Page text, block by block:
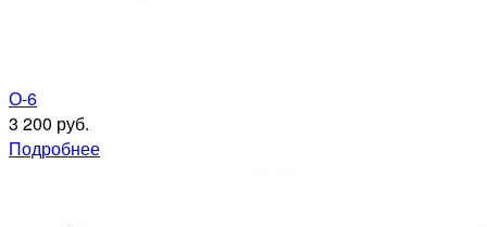
О-6
3 200 руб.
Подробнее